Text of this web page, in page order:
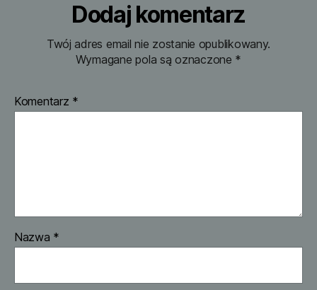
Dodaj komentarz
Twój adres email nie zostanie opublikowany.
Wymagane pola są oznaczone *
Komentarz *
Nazwa *